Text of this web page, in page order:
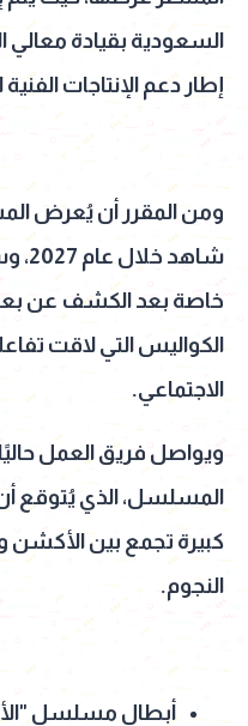
السعودية بقيادة معالي
إطار دعم الإنتاجات
ومن المقرر أن يُعرض
خاصة بعد الكشف عن
الكواليس التي لاقت
الاجتماعي.
ويواصل فريق العمل
المسلسل، الذي يُتوقع أن
كبيرة تجمع بين الأكشن
النجوم.
أبطال مسلسل